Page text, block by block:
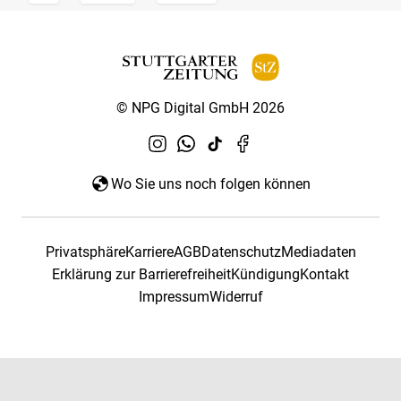
© NPG Digital GmbH 2026
Wo Sie uns noch folgen können
PrivatsphäreKarriereAGBDatenschutzMediadaten
Erklärung zur BarrierefreiheitKündigungKontakt
ImpressumWiderruf